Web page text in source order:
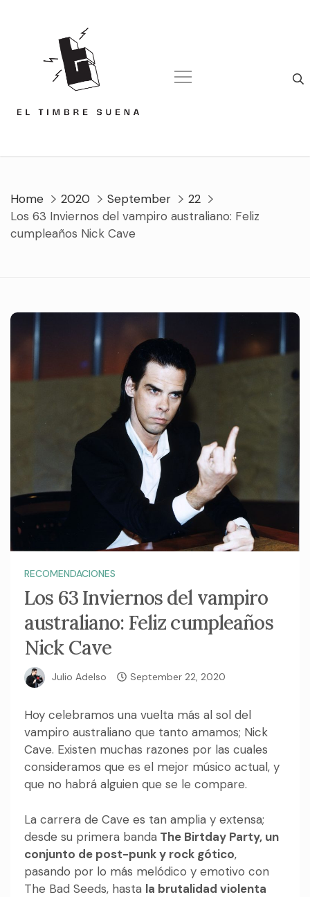
Home 2020 September
22
Los 63 Inviernos del vampiro australiano: Feliz
cumpleaños Nick Cave
RECOMENDACIONES
Los 63 Inviernos del vampiro
australiano: Feliz cumpleaños
Nick Cave
Julio Adelso September 22, 2020
Hoy celebramos una vuelta más al sol del
vampiro australiano que tanto amamos; Nick
Cave. Existen muchas razones por las cuales
consideramos que es el mejor músico actual, y
que no habrá alguien que se le compare.
La carrera de Cave es tan amplia y extensa;
desde su primera banda The Birtday Party, un
conjunto de post-punk y rock gótico,
pasando por lo más melódico y emotivo con
The Bad Seeds, hasta la brutalidad violenta